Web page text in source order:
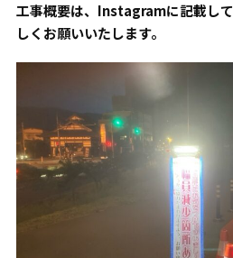
工事概要は、 Instagramに記載し
しくお願いいたします。